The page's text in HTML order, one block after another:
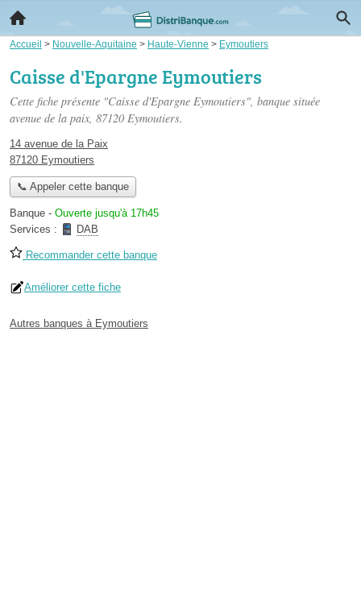
Accueil > Nouvelle-Aquitaine > Haute-Vienne > Eymoutiers
Caisse d'Epargne Eymoutiers
Cette fiche présente "Caisse d'Epargne Eymoutiers", banque située
avenue de la paix, 87120 Eymoutiers.
14 avenue de la Paix
87120 Eymoutiers
📞 Appeler cette banque
Banque - Ouverte jusqu'à 17h45
Services :
DAB
Recommander cette banque
Améliorer cette fiche
Autres banques à Eymoutiers